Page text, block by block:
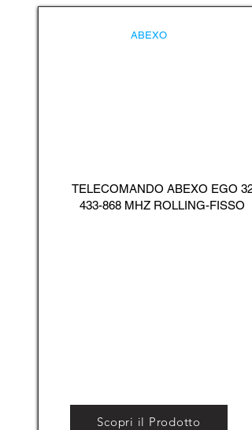
ABEXO
TELECOMANDO ABEXO EGO 32
433-868 MHZ ROLLING-FISSO
Scopri il Prodotto